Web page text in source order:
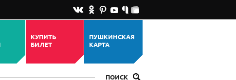
КУПИТЬ
БИЛЕТ
ПУШКИНСКАЯ
КАРТА
ПОИСК